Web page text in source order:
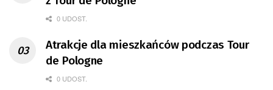
0 UDOST.
Atrakcje dla mieszkańców podczas Tour
de Pologne
0 UDOST.